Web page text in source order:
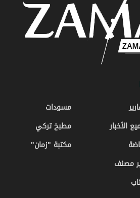
الأخبار
مصنف
مسودات
مطبخ تركي
مكتبة "زمان"